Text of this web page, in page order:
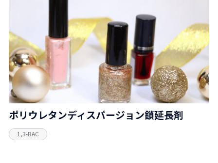
ポリウレタンディスパージョン鎖延長剤
1,3-BAC